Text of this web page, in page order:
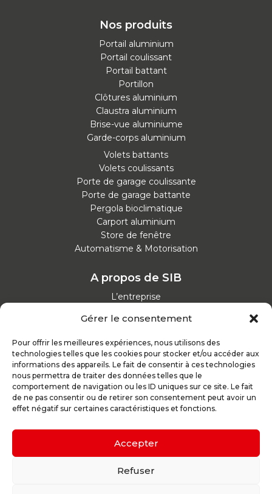
Gérer le consentement
Pour offrir les meilleures expériences, nous utilisons des
technologies telles que les cookies pour stocker et/ou accéder aux
informations des appareils. Le fait de consentir à ces technologies
nous permettra de traiter des données telles que le
comportement de navigation ou les ID uniques sur ce site. Le fait
de ne pas consentir ou de retirer son consentement peut avoir un
effet négatif sur certaines caractéristiques et fonctions.
Accepter
Refuser
Nos produits
Portail aluminium
Portail coulissant
Portail battant
Portillon
Clôtures aluminium
Claustra aluminium
Brise-vue aluminiume
Garde-corps aluminium
Volets battants
Volets coulissants
Porte de garage coulissante
Porte de garage battante
Pergola bioclimatique
Carport aluminium
Store de fenêtre
Automatisme & Motorisation
A propos de SIB
L’entreprise
Parcours d'achat
Nos garanties
Nos offres d’emploi
Actualités
Inspirez-vous
Nos conseils
Configurateur
Parrain d’excellence